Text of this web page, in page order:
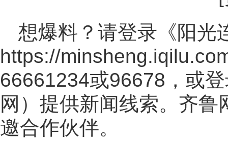
想爆料？请登录《阳光
https://
66661234或96678，或
网 ）提供新闻线索。齐鲁
邀合作伙伴。